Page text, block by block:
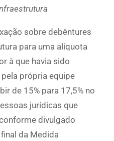
sobre debêntures
para uma alíquota
à que havia sido
própria equipe
de 15% para 17,5% no
jurídicas que
divulgado
da Medida